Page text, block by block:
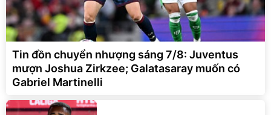
Tin đồn chuyển nhượng sáng 7/8: Juventus
mượn Joshua Zirkzee; Galatasaray muốn có
Gabriel Martinelli